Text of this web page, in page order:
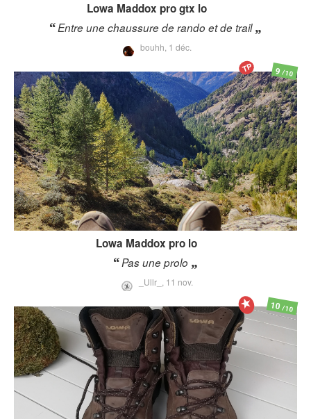
Lowa Maddox pro gtx lo
Entre une chaussure de rando et de trail
bouhh, 1 déc.
Lowa Maddox pro lo
Pas une prolo
_Ullr_, 11 nov.
9/10
TP
10/10